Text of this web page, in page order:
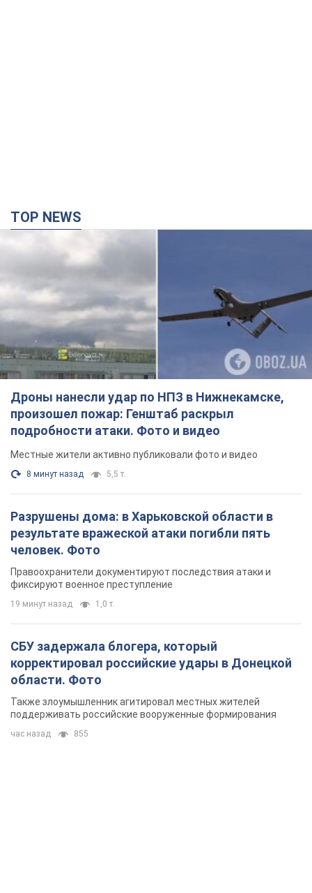
TOP NEWS
Дроны нанесли удар по НПЗ в Нижнекамске,
произошел пожар: Генштаб раскрыл
подробности атаки. Фото и видео
Местные жители активно публиковали фото и видео
8 минут назад 5,5 т.
Разрушены дома: в Харьковской области в
результате вражеской атаки погибли пять
человек. Фото
Правоохранители документируют последствия атаки и
фиксируют военное преступление
19 минут назад 1,0 т.
СБУ задержала блогера, который
корректировал российские удары в Донецкой
области. Фото
Также злоумышленник агитировал местных жителей
поддерживать российские вооруженные формирования
час назад 855